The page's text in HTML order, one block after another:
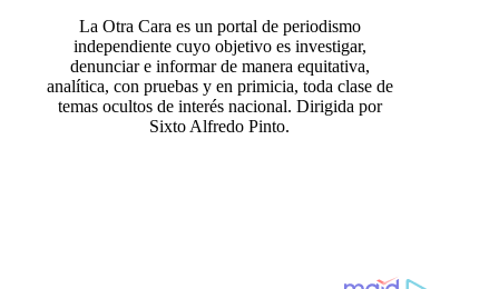
La Otra Cara es un portal de periodismo
independiente cuyo objetivo es investigar,
denunciar e informar de manera equitativa,
analítica, con pruebas y en primicia, toda clase de
temas ocultos de interés nacional. Dirigida por
Sixto Alfredo Pinto.